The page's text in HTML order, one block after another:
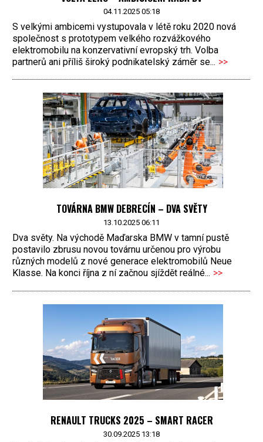
04.11.2025 05:18
S velkými ambicemi vystupovala v létě roku 2020 nová
společnost s prototypem velkého rozvážkového
elektromobilu na konzervativní evropský trh. Volba
partnerů ani příliš široký podnikatelský záměr se... >>
TOVÁRNA BMW DEBRECÍN – DVA SVĚTY
13.10.2025 06:11
Dva světy. Na východě Maďarska BMW v tamní pustě
postavilo zbrusu novou továrnu určenou pro výrobu
různých modelů z nové generace elektromobilů Neue
Klasse. Na konci října z ní začnou sjíždět reálné... >>
RENAULT TRUCKS 2025 – SMART RACER
30.09.2025 13:18